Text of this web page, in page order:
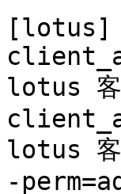
[lotus]
lotus
lotus
-